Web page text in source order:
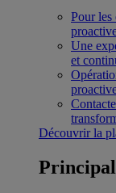
Pour les
Une
et
Découvrir la